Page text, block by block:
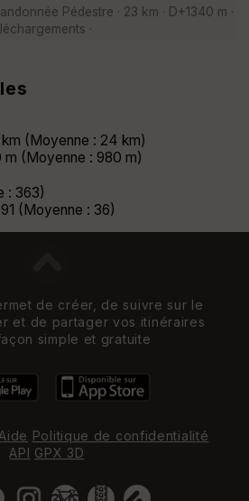
Pédestre · 23 km · D+1340 m ·
·
(Moyenne : 24 km)
m (Moyenne : 980 m)
: 363)
(Moyenne : 36)
de créer, de suivre sur le
et de partager vos itinéraires
simple et gratuite
Aide Politique de confidentialité
API GPX 3D